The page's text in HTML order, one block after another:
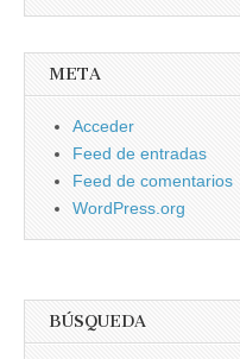
META
Acceder
Feed de entradas
Feed de comentarios
WordPress.org
BÚSQUEDA